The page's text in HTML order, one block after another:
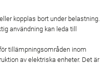
kopplas bort under belastning.
användning kan leda till
tillämpningsområden inom
av elektriska enheter. Det är